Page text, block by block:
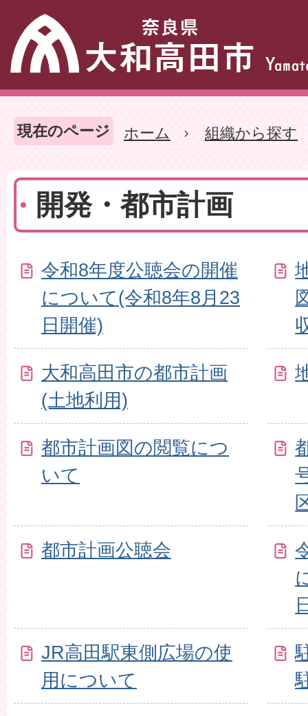
現在のページ ホーム 組織から探す
開発・都市計画
令和8年度公聴会の開催
について(令和8年8月23
日開催)
大和高田市の都市計画
(土地利用)
都市計画図の閲覧につ
いて
都市計画公聴会
JR高田駅東側広場の使
用について